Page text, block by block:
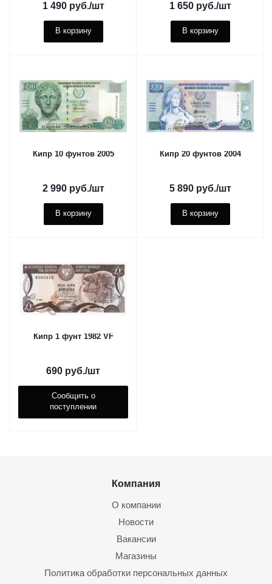
1 490руб./шт
В корзину
1 650руб./шт
В корзину
Кипр 10 фунтов 2005
2 990руб./шт
В корзину
Кипр 20 фунтов 2004
5 890руб./шт
В корзину
Кипр 1 фунт 1982 VF
690 руб./шт
Сообщить о
поступлении
Компания
О компании
Новости
Вакансии
Магазины
Политика обработки персональных данных